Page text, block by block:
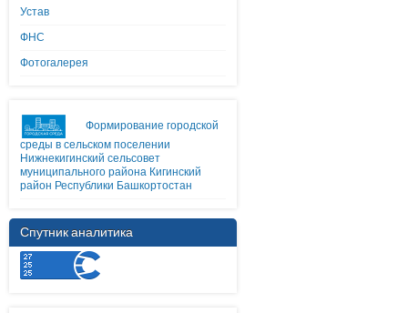
Устав
ФНС
Фотогалерея
Формирование городской
среды в сельском поселении
Нижнекигинский сельсовет
муниципального района Кигинский
район Республики Башкортостан
Спутник аналитика